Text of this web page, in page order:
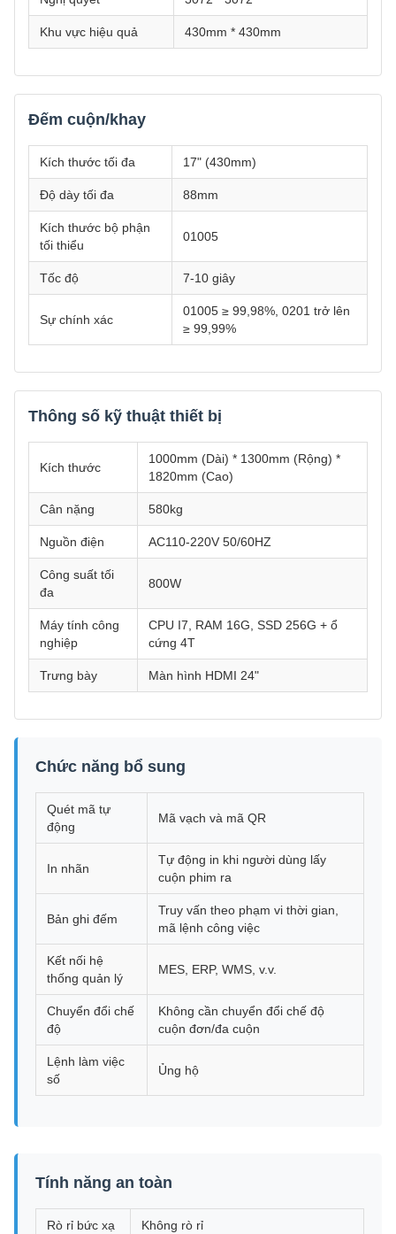
Khu vực hiệu quả 430mm * 430mm
Đếm cuộn/khay
Kích thước tối đa 17" (430mm)
Độ dày tối đa 88mm
Kích thước bộ phận
tối thiểu
01005
Tốc độ 7-10 giây
Sự chính xác
01005 ≥ 99,98%, 0201 trở lên
≥ 99,99%
Thông số kỹ thuật thiết bị
Kích thước
1000mm (Dài) * 1300mm (Rộng) *
1820mm (Cao)
Cân nặng 580kg
Nguồn điện AC110-220V 50/60HZ
Công suất tối
đa
800W
Máy tính công
nghiệp
CPU I7, RAM 16G, SSD 256G + ổ
cứng 4T
Trưng bày Màn hình HDMI 24"
Chức năng bổ sung
Quét mã tự
động
Mã vạch và mã QR
In nhãn
Tự động in khi người dùng lấy
cuộn phim ra
Bản ghi đếm
Truy vấn theo phạm vi thời gian,
mã lệnh công việc
Kết nối hệ
thống quản lý
MES, ERP, WMS, v.v.
Chuyển đổi chế
độ
Không cần chuyển đổi chế độ
cuộn đơn/đa cuộn
Lệnh làm việc
số
Ủng hộ
Tính năng an toàn
Rò rỉ bức xạ Không rò rỉ